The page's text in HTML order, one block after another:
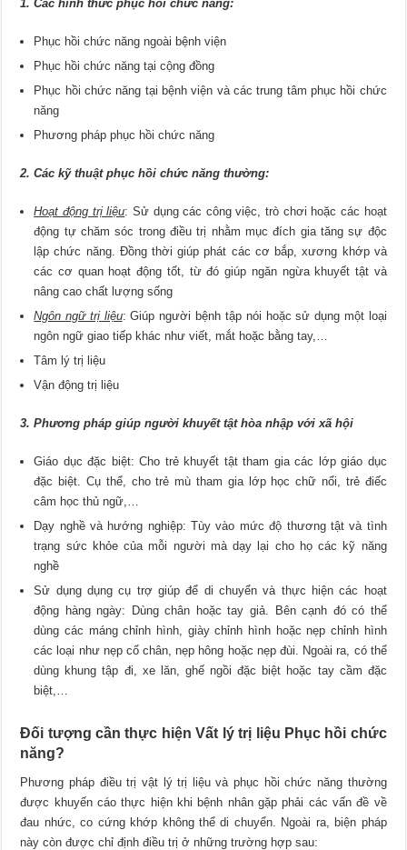
1. Các hình thức phục hồi chức năng:
Phục hồi chức năng ngoài bệnh viện
Phục hồi chức năng tại cộng đồng
Phục hồi chức năng tại bệnh viện và các trung tâm phục hồi chức
năng
Phương pháp phục hồi chức năng
2. Các kỹ thuật phục hồi chức năng thường:
Hoạt động trị liệu: Sử dụng các công việc, trò chơi hoặc các hoạt
động tự chăm sóc trong điều trị nhằm mục đích gia tăng sự độc
lập chức năng. Đồng thời giúp phát các cơ bắp, xương khớp và
các cơ quan hoạt động tốt, từ đó giúp ngăn ngừa khuyết tật và
nâng cao chất lượng sống
Ngôn ngữ trị liệu: Giúp người bệnh tập nói hoặc sử dụng một loại
ngôn ngữ giao tiếp khác như viết, mắt hoặc bằng tay,…
Tâm lý trị liệu
Vận động trị liệu
3. Phương pháp giúp người khuyết tật hòa nhập với xã hội
Giáo dục đặc biệt: Cho trẻ khuyết tật tham gia các lớp giáo dục
đặc biệt. Cụ thể, cho trẻ mù tham gia lớp học chữ nổi, trẻ điếc
câm học thủ ngữ,…
Dạy nghề và hướng nghiệp: Tùy vào mức độ thương tật và tình
trạng sức khỏe của mỗi người mà dạy lại cho họ các kỹ năng
nghề
Sử dụng dụng cụ trợ giúp để di chuyển và thực hiện các hoạt
động hàng ngày: Dùng chân hoặc tay giả. Bên cạnh đó có thể
dùng các máng chỉnh hình, giày chỉnh hình hoặc nẹp chỉnh hình
các loại như nẹp cổ chân, nẹp hông hoặc nẹp đùi. Ngoài ra, có thể
dùng khung tập đi, xe lăn, ghế ngồi đặc biệt hoặc tay cầm đặc
biệt,…
Đối tượng cần thực hiện Vất lý trị liệu Phục hồi chức
năng?
Phương pháp điều trị vật lý trị liệu và phục hồi chức năng thường
được khuyến cáo thực hiện khi bệnh nhân gặp phải các vấn đề về
đau nhức, co cứng khớp không thể di chuyển. Ngoài ra, biện pháp
này còn được chỉ định điều trị ở những trường hợp sau: